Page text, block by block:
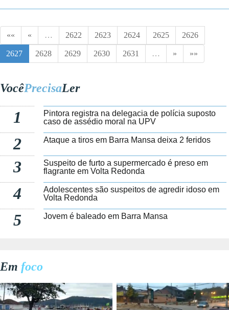
«« « … 2622 2623 2624 2625 2626
2627 2628 2629 2630 2631 … » »»
VocêPrecisaLer
1
Pintora registra na delegacia de polícia suposto
caso de assédio moral na UPV
2 Ataque a tiros em Barra Mansa deixa 2 feridos
3
Suspeito de furto a supermercado é preso em
flagrante em Volta Redonda
4
Adolescentes são suspeitos de agredir idoso em
Volta Redonda
5 Jovem é baleado em Barra Mansa
Em foco